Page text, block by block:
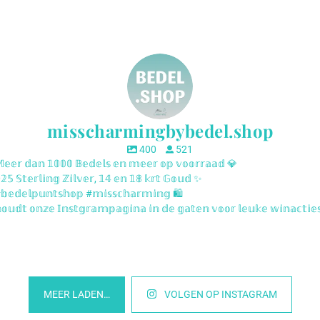
misscharmingbybedel.shop
400
521
𝕕𝕒𝕟 𝟙𝟘𝟘𝟘 𝔹𝕖𝕕𝕖𝕝𝕤 𝕖𝕟 𝕞𝕖𝕖𝕣 𝕠𝕡 𝕧𝕠𝕠𝕣𝕣𝕒𝕒𝕕 💎
𝕊𝕥𝕖𝕣𝕝𝕚𝕟𝕘 ℤ𝕚𝕝𝕧𝕖𝕣, 𝟙𝟜 𝕖𝕟 𝟙𝟠 𝕜𝕣𝕥 𝔾𝕠𝕦𝕕 ✨
#𝕞𝕚𝕤𝕤𝕔𝕙𝕒𝕣𝕞𝕚𝕟𝕘 🛍️
𝕠𝕟𝕫𝕖 𝕀𝕟𝕤𝕥𝕘𝕣𝕒𝕞𝕡𝕒𝕘𝕚𝕟𝕒 𝕚𝕟 𝕕𝕖 𝕘𝕒𝕥𝕖𝕟 𝕧𝕠𝕠𝕣 𝕝𝕖𝕦𝕜𝕖
MEER LADEN… VOLGEN OP INSTAGRAM